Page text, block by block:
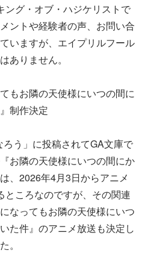
ング・オブ・ハジケリストで
ントや経験者の声、お問い合
いますが、エイプリルフール
ありません。
もお隣の天使様にいつの間に
制作決定
う」に投稿されてGA文庫で
お隣の天使様にいつの間にか
、2026年4月3日からアニメ
ころなのですが、その関連
なってもお隣の天使様にいつ
た件』のアニメ放送も決定し
。